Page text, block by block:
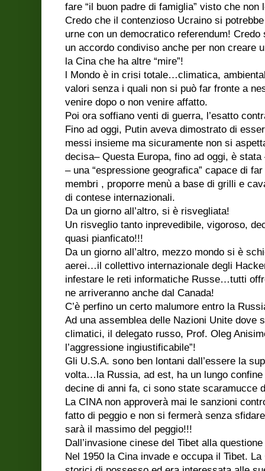
fare “il buon padre di famiglia” visto che non
Credo che il contenzioso Ucraino si
urne con un democratico referendum!
un accordo condiviso anche per non creare
la Cina che ha altre “mire”!
l Mondo è in crisi totale…climatica,
valori senza i quali non si può far fronte a
venire dopo o non venire affatto.
Poi ora soffiano venti di guerra, l’esatto
Fino ad oggi, Putin aveva dimostrato di
messi insieme ma sicuramente non si
decisa– Questa Europa, fino ad oggi, è
– una “espressione geografica” capace di
membri , proporre menù a base di grilli e
di contese internazionali.
Da un giorno all’altro, si è risvegliata!
Un risveglio tanto inprevedibile, vigoroso,
quasi pianficato!!!
Da un giorno all’altro, mezzo mondo si è
aerei…il collettivo internazionale degli
infestare le reti informatiche Russe…tutti
ne arriveranno anche dal Canada!
C’è perfino un certo malumore entro la
Ad una assemblea delle Nazioni Unite dove
climatici, il delegato russo, Prof. Oleg
l’aggressione ingiustificabile”!
Gli U.S.A. sono ben lontani dall’essere la
volta…la Russia, ad est, ha un lungo
decine di anni fa, ci sono state scaramucce
La CINA non approverà mai le sanzioni
fatto di peggio e non si fermerà senza
sarà il massimo del peggio!!!
Dall’invasione cinese del Tibet alla
Nel 1950 la Cina invade e occupa il Tibet.